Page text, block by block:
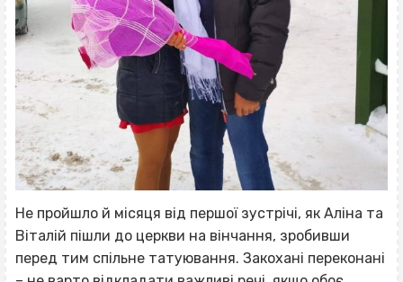
Не пройшло й місяця від першої зустрічі, як Аліна та
Віталій пішли до церкви на вінчання, зробивши
перед тим спільне татуювання. Закохані переконані